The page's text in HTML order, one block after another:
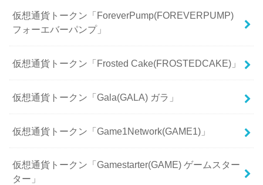
仮想通貨トークン「ForeverPump(FOREVERPUMP)
フォーエバーパンプ」
仮想通貨トークン「Frosted Cake(FROSTEDCAKE)」
仮想通貨トークン「Gala(GALA) ガラ」
仮想通貨トークン「Game1Network(GAME1)」
仮想通貨トークン「Gamestarter(GAME) ゲームスター
ター」